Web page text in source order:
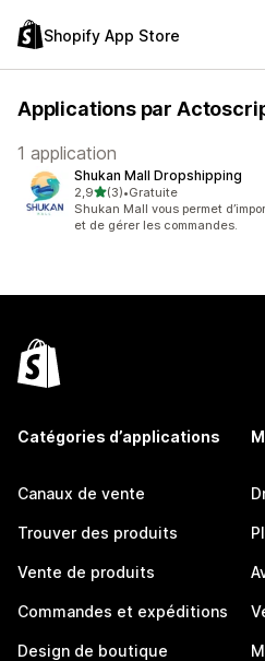
Shopify App Store
Applications par
1 application
Shukan Mall Dropshipping
2,9étoile(s) sur 5
(3)
3 avis au total
•Gratuite
Shukan Mall vous permet
et de gérer les commandes.
Catégories d’applications
Canaux de vente
Trouver des produits
Vente de produits
Commandes et expéditions
Design de boutique